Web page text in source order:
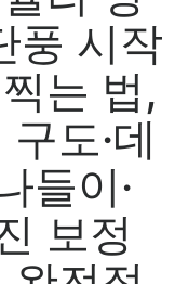
풍 시작
는 법,
도·데
들이·
보정